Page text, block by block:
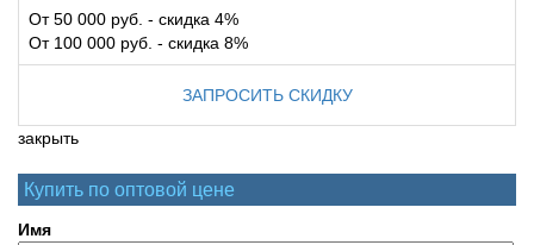
От 50 000 руб. - скидка 4%
От 100 000 руб. - скидка 8%
ЗАПРОСИТЬ СКИДКУ
закрыть
Купить по оптовой цене
Имя